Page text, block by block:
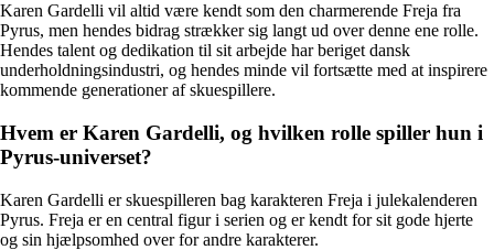
Karen Gardelli vil altid være kendt som den charmerende Freja fra
Pyrus, men hendes bidrag strækker sig langt ud over denne ene rolle.
Hendes talent og dedikation til sit arbejde har beriget dansk
underholdningsindustri, og hendes minde vil fortsætte med at inspirere
kommende generationer af skuespillere.
Hvem er Karen Gardelli, og hvilken rolle spiller hun i
Pyrus-universet?
Karen Gardelli er skuespilleren bag karakteren Freja i julekalenderen
Pyrus. Freja er en central figur i serien og er kendt for sit gode hjerte
og sin hjælpsomhed over for andre karakterer.